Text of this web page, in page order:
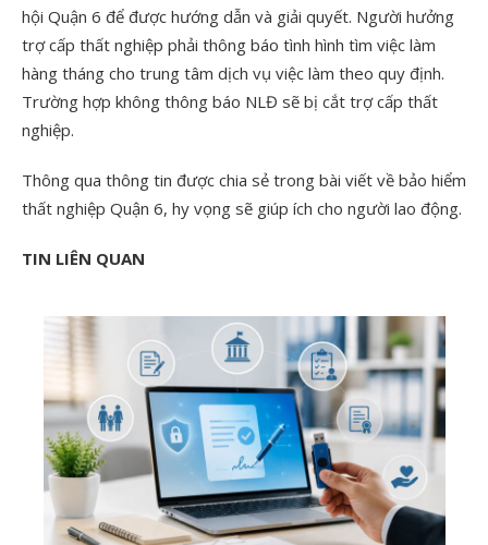
hội Quận 6 để được hướng dẫn và giải quyết. Người hưởng
trợ cấp thất nghiệp phải thông báo tình hình tìm việc làm
hàng tháng cho trung tâm dịch vụ việc làm theo quy định.
Trường hợp không thông báo NLĐ sẽ bị cắt trợ cấp thất
nghiệp.
Thông qua thông tin được chia sẻ trong bài viết về bảo hiểm
thất nghiệp Quận 6, hy vọng sẽ giúp ích cho người lao động.
TIN LIÊN QUAN